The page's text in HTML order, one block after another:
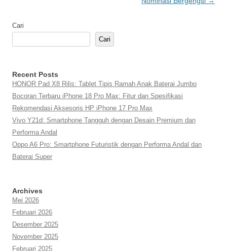
Cari
Cari
Recent Posts
HONOR Pad X8 Rilis: Tablet Tipis Ramah Anak Baterai Jumbo
Bocoran Terbaru iPhone 18 Pro Max: Fitur dan Spesifikasi
Rekomendasi Aksesoris HP iPhone 17 Pro Max
Vivo Y21d: Smartphone Tangguh dengan Desain Premium dan
Performa Andal
Oppo A6 Pro: Smartphone Futuristik dengan Performa Andal dan
Baterai Super
Archives
Mei 2026
Februari 2026
Desember 2025
November 2025
Februari 2025